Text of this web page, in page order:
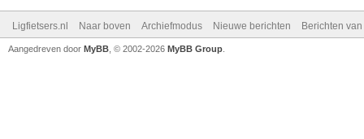
Ligfietsers.nl Naar boven Archiefmodus Nieuwe berichten Berichten
Aangedreven door MyBB , © 2002-2026 MyBB Group